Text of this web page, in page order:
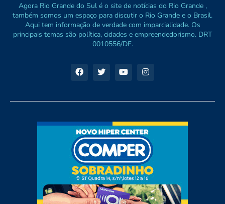
Agora Rio Grande do Sul é o site de notícias do Rio Grande ,
também somos um espaço para discutir o Rio Grande e o Brasil.
Aqui tem informação de verdade com imparcialidade. Os
principais temas são política, cidades e empreendedorismo. DRT
0010556/DF.